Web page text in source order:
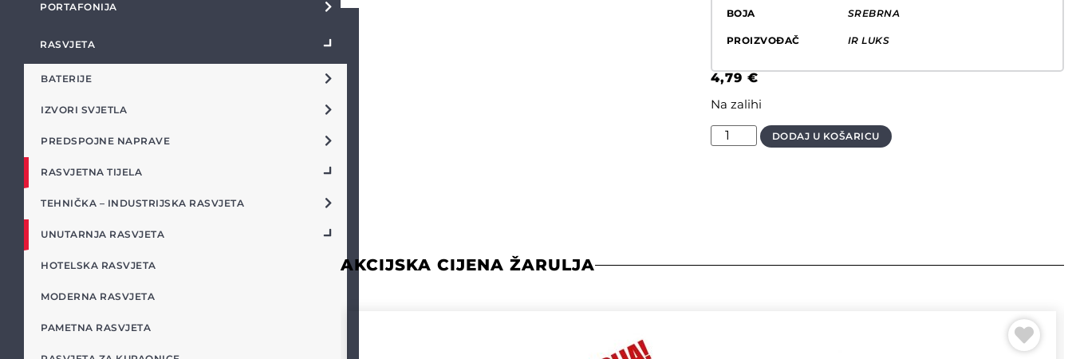
PORTAFONIJA
RASVJETA
BATERIJE
IZVORI SVJETLA
PREDSPOJNE NAPRAVE
RASVJETNA TIJELA
TEHNIČKA – INDUSTRIJSKA RASVJETA
UNUTARNJA RASVJETA
HOTELSKA RASVJETA
MODERNA RASVJETA
PAMETNA RASVJETA
BOJA SREBRNA
PROIZVOĐAČ IR LUKS
4,79 €
Na zalihi
DODAJ U KOŠARICU
AKCIJSKA CIJENA ŽARULJA